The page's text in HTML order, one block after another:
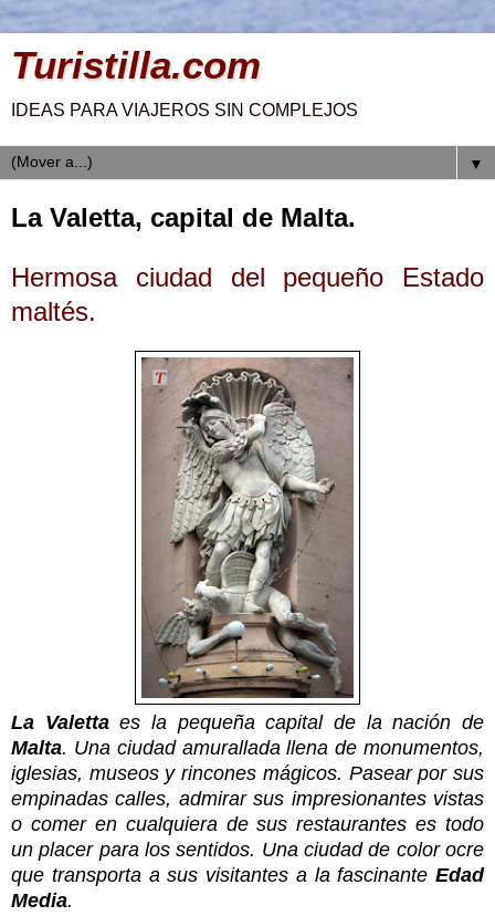
Turistilla.com
IDEAS PARA VIAJEROS SIN COMPLEJOS
▼
La Valetta, capital de Malta.
Hermosa ciudad del pequeño Estado
maltés.
La Valettaes la pequeña capital de la nación de
Malta. Una ciudad amurallada llena de monumentos,
iglesias, museos y rincones mágicos. Pasear por sus
empinadas calles, admirar sus impresionantes vistas
o comer en cualquiera de sus restaurantes es todo
un placer para los sentidos. Una ciudad de color ocre
que transporta a sus visitantes a la fascinante Edad
Media.